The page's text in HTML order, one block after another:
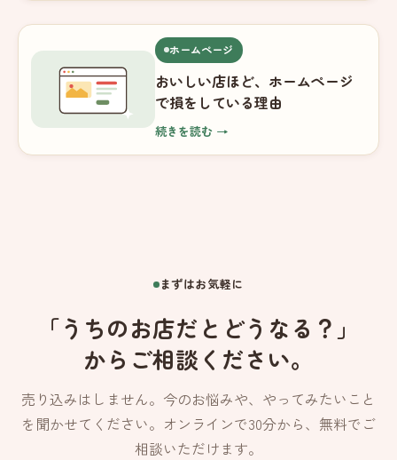
ホームページ
おいしい店ほど、ホームページ
で損をしている理由
続きを読む →
まずはお気軽に
「うちのお店だとどうなる？」
からご相談ください。
売り込みはしません。今のお悩みや、やってみたいこと
を聞かせてください。オンラインで30分から、無料でご
相談いただけます。